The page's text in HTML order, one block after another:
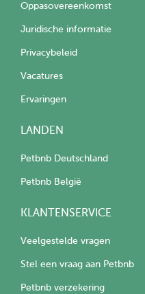
Oppasovereenkomst
Juridische informatie
Privacybeleid
Vacatures
Ervaringen
LANDEN
Petbnb Deutschland
Petbnb België
KLANTENSERVICE
Veelgestelde vragen
Stel een vraag aan Petbnb
Petbnb verzekering